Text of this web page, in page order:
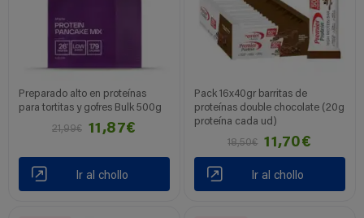
Preparado alto en proteínas
para tortitas y gofres Bulk 500g
21,99€
11,87€
Ir al chollo
Pack 16x40gr barritas de
proteínas double chocolate (20g
proteína cada ud)
18,50€
11,70€
Ir al chollo